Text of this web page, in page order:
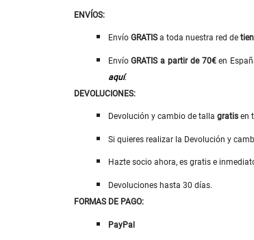
ENVÍOS:
Envío GRATISa toda nuestra red de
EnvíoGRATISa partir de 70€en
aquí.
DEVOLUCIONES:
Devolución y cambio de talla gratis en
Si quieres realizar la Devolución y
Hazte socio ahora, es gratis e
Devoluciones hasta 30 días.
FORMAS DE PAGO:
PayPal